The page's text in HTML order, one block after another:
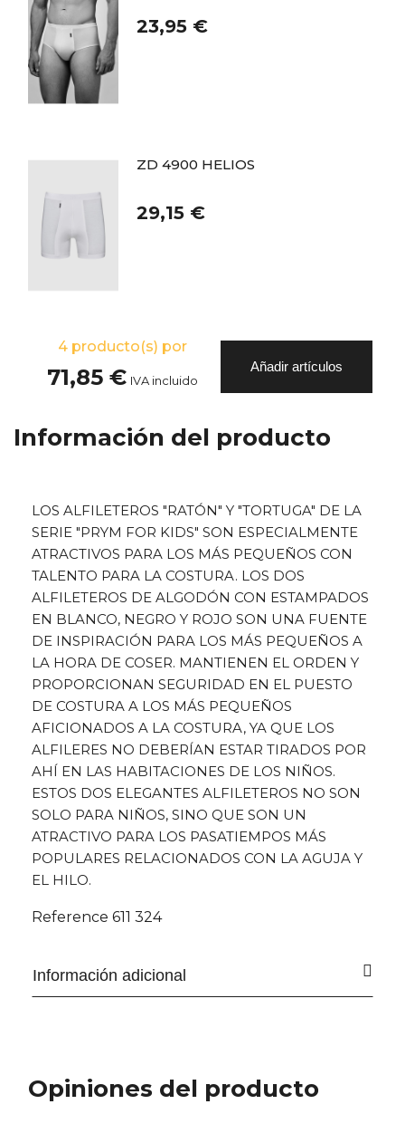
23,95 €
ZD 4900 HELIOS
29,15 €
4producto(s) por
71,85 € IVA incluido
Añadir artículos
Información del producto
LOS ALFILETEROS "RATÓN" Y "TORTUGA" DE LA
SERIE "PRYM FOR KIDS" SON ESPECIALMENTE
ATRACTIVOS PARA LOS MÁS PEQUEÑOS CON
TALENTO PARA LA COSTURA. LOS DOS
ALFILETEROS DE ALGODÓN CON ESTAMPADOS
EN BLANCO, NEGRO Y ROJO SON UNA FUENTE
DE INSPIRACIÓN PARA LOS MÁS PEQUEÑOS A
LA HORA DE COSER. MANTIENEN EL ORDEN Y
PROPORCIONAN SEGURIDAD EN EL PUESTO
DE COSTURA A LOS MÁS PEQUEÑOS
AFICIONADOS A LA COSTURA, YA QUE LOS
ALFILERES NO DEBERÍAN ESTAR TIRADOS POR
AHÍ EN LAS HABITACIONES DE LOS NIÑOS.
ESTOS DOS ELEGANTES ALFILETEROS NO SON
SOLO PARA NIÑOS, SINO QUE SON UN
ATRACTIVO PARA LOS PASATIEMPOS MÁS
POPULARES RELACIONADOS CON LA AGUJA Y
EL HILO.
Reference 611 324
Información adicional
Opiniones del producto